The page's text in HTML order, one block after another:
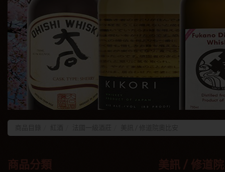
商品分類 美訊 / 修道